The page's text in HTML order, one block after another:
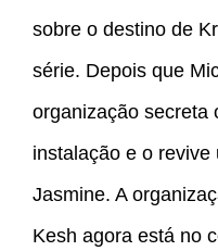
sobre o destino de
série. Depois que
organização secreta
instalação e o
Jasmine. A
Kesh agora está no